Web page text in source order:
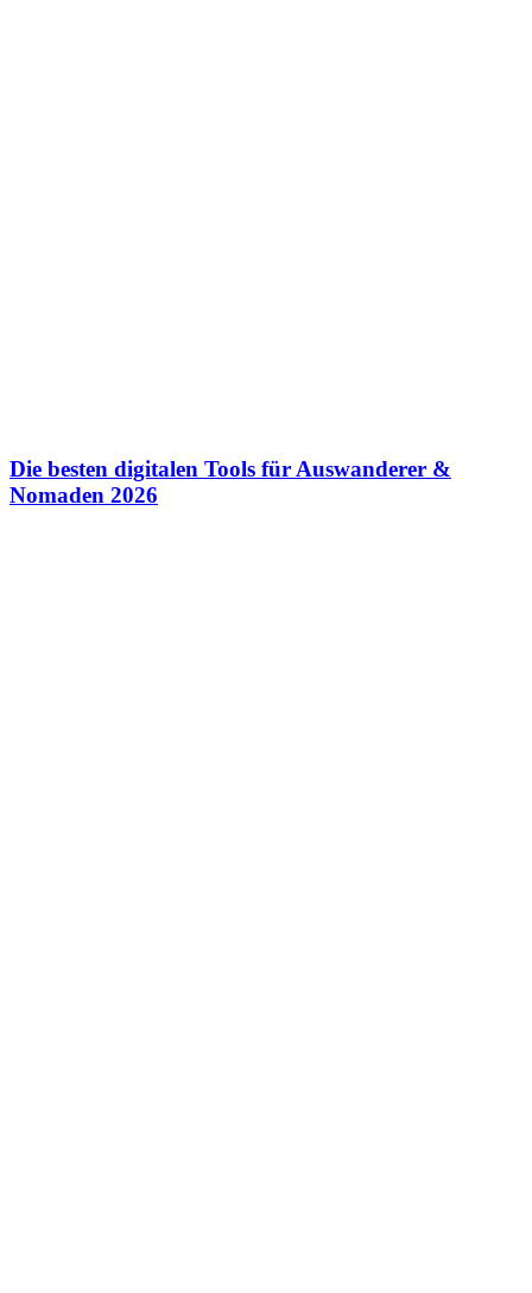
Die besten digitalen Tools für Auswanderer &
Nomaden 2026